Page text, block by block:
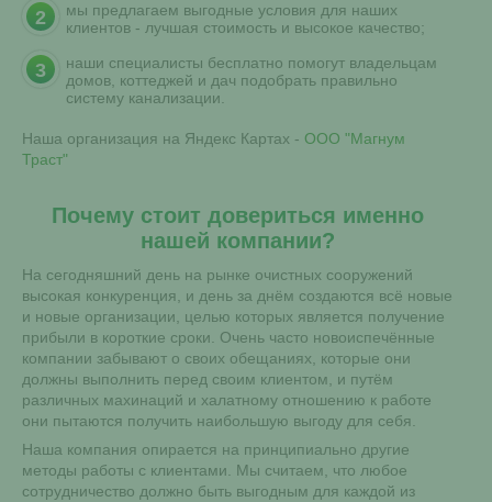
мы предлагаем выгодные условия для наших
клиентов - лучшая стоимость и высокое качество;
наши специалисты бесплатно помогут владельцам
домов, коттеджей и дач подобрать правильно
систему канализации.
Наша организация на Яндекс Картах - ООО "Магнум
Траст"
Почему стоит довериться именно
нашей компании?
На сегодняшний день на рынке очистных сооружений
высокая конкуренция, и день за днём создаются всё новые
и новые организации, целью которых является получение
прибыли в короткие сроки. Очень часто новоиспечённые
компании забывают о своих обещаниях, которые они
должны выполнить перед своим клиентом, и путём
различных махинаций и халатному отношению к работе
они пытаются получить наибольшую выгоду для себя.
Наша компания опирается на принципиально другие
методы работы с клиентами. Мы считаем, что любое
сотрудничество должно быть выгодным для каждой из